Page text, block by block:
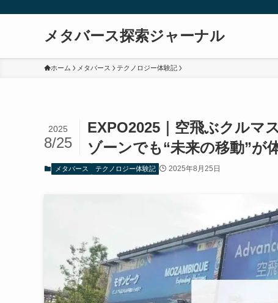
メタバース探索ジャーナル
ホーム メタバース テクノロジー体験記
EXPO2025｜空飛ぶクルマ
ゾーンでも“未来の移動”が
2025
8/25
メタバース テクノロジー体験記 2025年8月25日